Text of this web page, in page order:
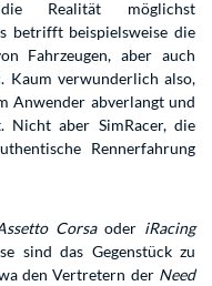
Realität möglichst
betrifft beispielsweise die
Fahrzeugen, aber auch
Kaum verwunderlich also,
Anwender abverlangt und
Nicht aber SimRacer, die
Rennerfahrung
Corsaoder iRacing
sind das Gegenstück zu
den Vertretern der Need